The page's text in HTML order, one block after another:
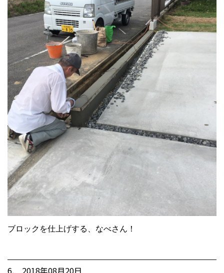
ブロックを仕上げする、なべさん！